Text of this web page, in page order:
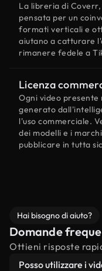
La libreria di
pensata per un
formati verticali e
aiutano a catturare
rimanere fedele a
Licenza
Ogni video
generato
l'uso commerciale.
dei modelli e i
pubblicare in tutta
Hai bisogno di aiuto?
Domande
Ottieni risposte
Posso utilizzare i